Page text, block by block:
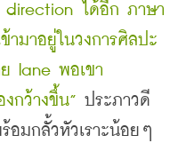
direction ได้อีก ภาษา
ามาอยู่ในวงการศิลปะ
lane พอเขา
กว้างขึ้น” ประภาวดี
อมกลั้วหัวเราะน้อยๆ